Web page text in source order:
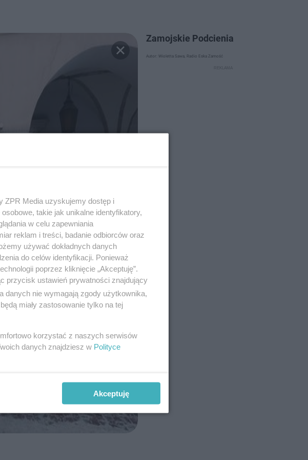
Zamojskie Podcienia
Autor: Wioletta Sawa, Radio Eska Zamość
ZPR Media uzyskujemy dostęp i
takie jak unikalne identyfikatory,
w celu zapewniania
reklam i treści, badanie odbiorców oraz
używać dokładnych danych
do celów identyfikacji. Ponieważ
poprzez kliknięcie „Akceptuję”.
przycisk ustawień prywatności znajdujący
danych nie wymagają zgody użytkownika,
miały zastosowanie tylko na tej
korzystać z naszych serwisów
danych znajdziesz w Polityce
Akceptuję